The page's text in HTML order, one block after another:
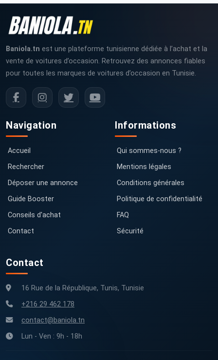
Baniola.tn est une plateforme tunisienne dédiée à l’achat et la
vente de voitures d’occasion. Retrouvez des annonces fiables
pour toutes les marques de voitures d’occasion en Tunisie.
Navigation
Accueil
Rechercher
Déposer une annonce
Guide Booster
Conseils d'achat
Contact
Informations
Qui sommes-nous ?
Mentions légales
Conditions générales
Politique de confidentialité
FAQ
Sécurité
Contact
16 Rue de la République, Tunis, Tunisie
+216 29 462 178
contact@baniola.tn
Lun - Ven : 9h - 18h